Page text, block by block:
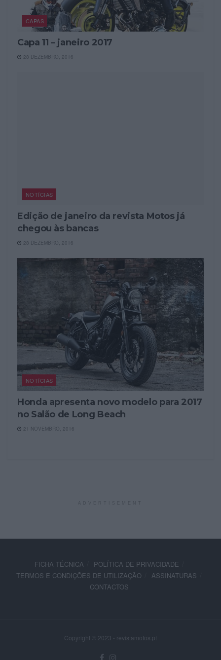
CAPAS
Capa 11 – janeiro 2017
28 DEZEMBRO, 2016
NOTÍCIAS
Edição de janeiro da revista Motos já
chegou às bancas
28 DEZEMBRO, 2016
NOTÍCIAS
Honda apresenta novo modelo para 2017
no Salão de Long Beach
21 NOVEMBRO, 2016
FICHA TÉCNICA
POLÍTICA DE PRIVACIDADE
TERMOS E CONDIÇÕES DE UTILIZAÇÃO
ASSINATURAS
CONTACTOS
Copyright © 2023 - revistamotos.pt